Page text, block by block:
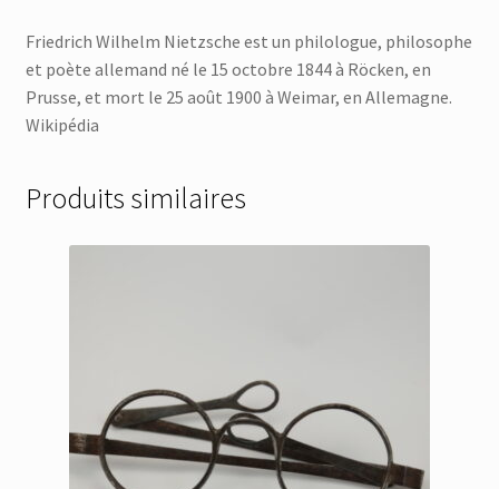
Friedrich Wilhelm Nietzsche est un philologue, philosophe
et poète allemand né le 15 octobre 1844 à Röcken, en
Prusse, et mort le 25 août 1900 à Weimar, en Allemagne.
Wikipédia
Produits similaires